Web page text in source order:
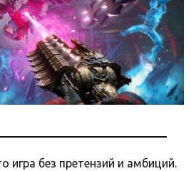
игра без претензий и амбиций.